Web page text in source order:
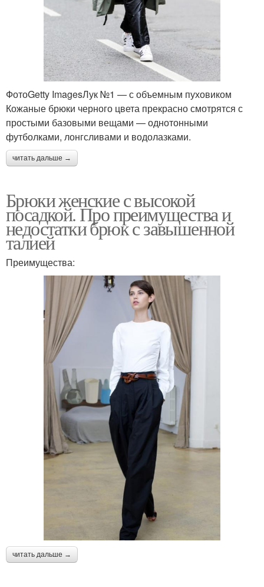
ФотоGetty ImagesЛук №1 — с объемным пуховиком
Кожаные брюки черного цвета прекрасно смотрятся с
простыми базовыми вещами — однотонными
футболками, лонгсливами и водолазками.
читать дальше →
Брюки женские с высокой
посадкой. Про преимущества и
недостатки брюк с завышенной
талией
Преимущества:
читать дальше →